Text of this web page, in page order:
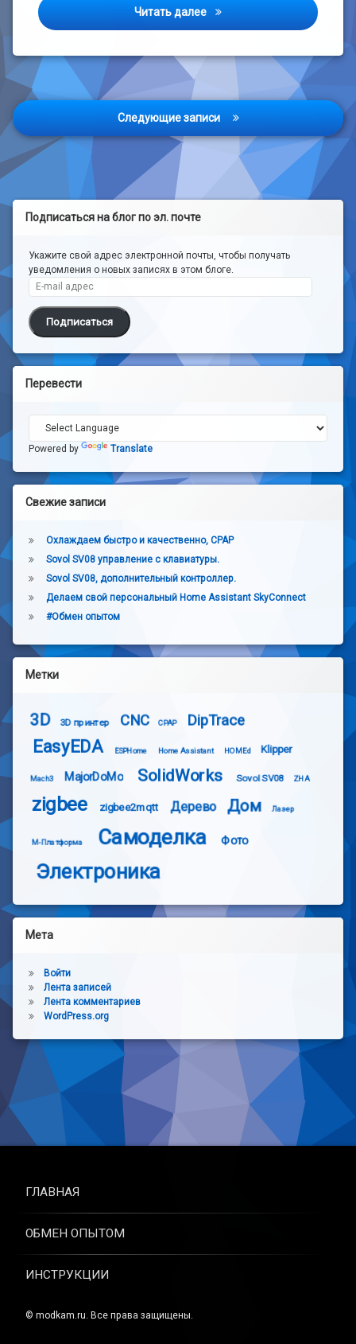
Читать далее Вода, вода, кругом вода.
Навигация
по
записям
Следующие записи
Подписаться на блог по эл. почте
Укажите свой адрес электронной почты, чтобы получать
уведомления о новых записях в этом блоге.
E-mail адрес
Подписаться
Перевести
Powered by Translate
Свежие записи
Охлаждаем быстро и качественно, CPAP
Sovol SV08 управление с клавиатуры.
Sovol SV08, дополнительный контроллер.
Делаем свой персональный Home Assistant SkyConnect
#Обмен опытом
Метки
3D 3D принтер CNC CPAP DipTrace
EasyEDA ESPHome Home Assistant HOMEd Klipper
Mach3 MajorDoMo SolidWorks Sovol SV08 ZHA
zigbee zigbee2mqtt Дерево Дом Лазер
М-Платформа Самоделка Фото
Электроника
Мета
Войти
Лента записей
Лента комментариев
WordPress.org
ГЛАВНАЯ
ОБМЕН ОПЫТОМ
ИНСТРУКЦИИ
© modkam.ru. Все права защищены.